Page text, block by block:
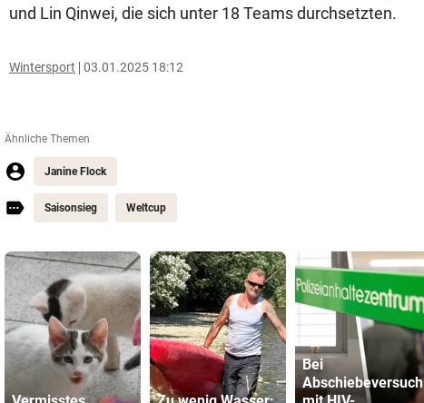
und Lin Qinwei, die sich unter 18 Teams durchsetzten.
Wintersport 03.01.2025 18:12
Ähnliche Themen
Janine Flock
Saisonsieg Weltcup
Bei
Abschiebeversuch